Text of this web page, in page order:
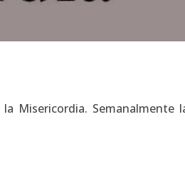
Misericordia. Semanalmente